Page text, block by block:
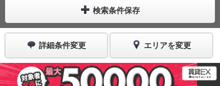
検索条件保存
詳細条件変更 エリアを変更